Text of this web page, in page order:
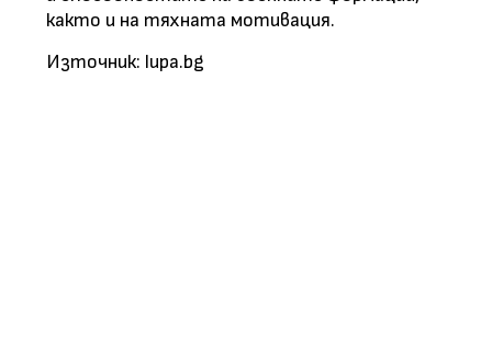
както и на тяхната мотивация.
Източник: lupa.bg